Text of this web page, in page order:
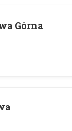
Górna